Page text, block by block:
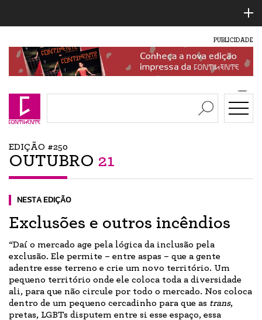
PUBLICIDADE
EDIÇÃO #250
OUTUBRO 21
NESTA EDIÇÃO
Exclusões e outros incêndios
“Daí o mercado age pela lógica da inclusão pela
exclusão. Ele permite – entre aspas – que a gente
adentre esse terreno e crie um novo território. Um
pequeno território onde ele coloca toda a diversidade
ali, para que não circule por todo o mercado. Nos coloca
dentro de um pequeno cercadinho para que as trans,
pretas, LGBTs disputem entre si esse espaço, essa